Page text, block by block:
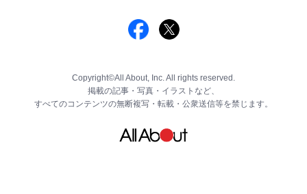
Copyright©All About, Inc. All rights reserved.
掲載の記事・写真・イラストなど、
すべてのコンテンツの無断複写・転載・公衆送信等を禁じます。